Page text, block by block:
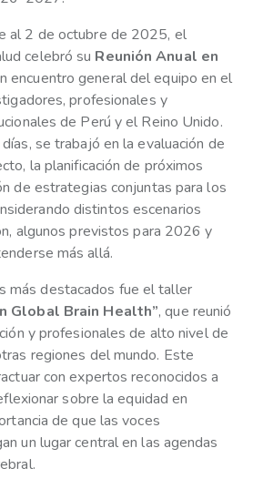
al 2 de octubre de 2025, el
celebró su Reunión Anual en
encuentro general del equipo en el
profesionales y
de Perú y el Reino Unido.
se trabajó en la evaluación de
la planificación de próximos
de estrategias conjuntas para los
distintos escenarios
algunos previstos para 2026 y
más allá.
más destacados fue el taller
Global Brain Health”, que reunió
y profesionales de alto nivel de
regiones del mundo. Este
con expertos reconocidos a
sobre la equidad en
de que las voces
un lugar central en las agendas